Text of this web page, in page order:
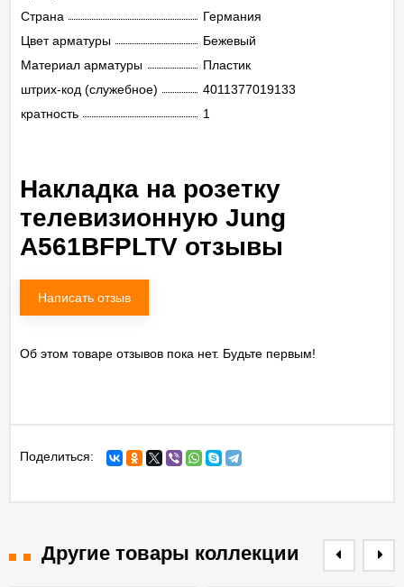
Страна
Германия
Цвет арматуры
Бежевый
Материал арматуры
Пластик
штрих-код (служебное)
4011377019133
кратность
1
Накладка на розетку
телевизионную Jung
A561BFPLTV отзывы
Написать отзыв
Об этом товаре отзывов пока нет. Будьте первым!
Поделиться:
Другие товары коллекции